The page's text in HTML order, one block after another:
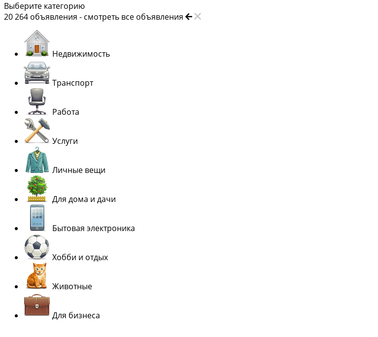
Выберите категорию
20 264 объявления - смотреть все объявления
Недвижимость
Транспорт
Работа
Услуги
Личные вещи
Для дома и дачи
Бытовая электроника
Хобби и отдых
Животные
Для бизнеса